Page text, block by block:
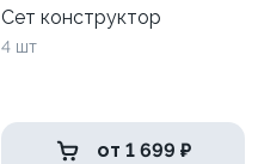
Сет конструктор
4 шт
от 1 699 ₽